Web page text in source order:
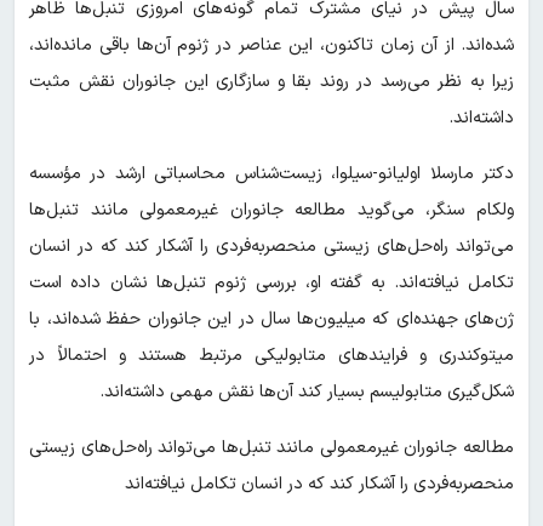
سال پیش در نیای مشترک تمام گونه‌های امروزی تنبل‌ها ظاهر
شده‌اند. از آن زمان تاکنون، این عناصر در ژنوم آن‌ها باقی مانده‌اند،
زیرا به نظر می‌رسد در روند بقا و سازگاری این جانوران نقش مثبت
داشته‌اند.
دکتر مارسلا اولیانو-سیلوا، زیست‌شناس محاسباتی ارشد در مؤسسه
ولکام سنگر، می‌گوید مطالعه جانوران غیرمعمولی مانند تنبل‌ها
می‌تواند راه‌حل‌های زیستی منحصربه‌فردی را آشکار کند که در انسان
تکامل نیافته‌اند. به گفته او، بررسی ژنوم تنبل‌ها نشان داده است
ژن‌های جهنده‌ای که میلیون‌ها سال در این جانوران حفظ شده‌اند، با
میتوکندری و فرایندهای متابولیکی مرتبط هستند و احتمالاً در
شکل‌گیری متابولیسم بسیار کند آن‌ها نقش مهمی داشته‌اند.
مطالعه جانوران غیرمعمولی مانند تنبل‌ها می‌تواند راه‌حل‌های زیستی
منحصربه‌فردی را آشکار کند که در انسان تکامل نیافته‌اند